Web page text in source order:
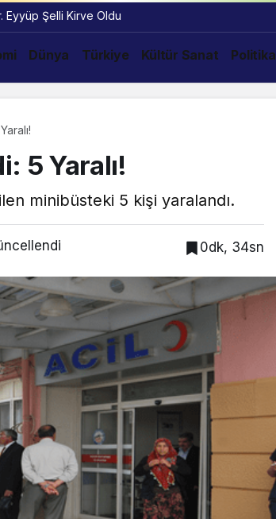
Eyyüp Şelli Kirve Oldu
Dünya Türkiye Kültür Sanat Politika
5 Yaralı!
minibüsteki 5 kişi yaralandı.
0dk, 34sn